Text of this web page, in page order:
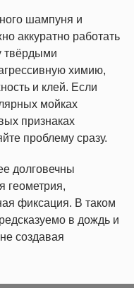
шампуня и
аккуратно работать
твёрдыми
химию,
и клей. Если
мойках
признаках
проблему сразу.
долговечны
геометрия,
фиксация. В таком
в дождь и
создавая